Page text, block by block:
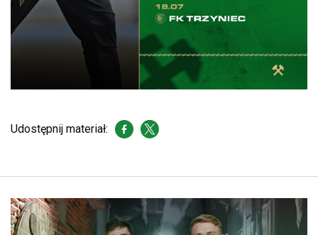
Udostępnij materiał: